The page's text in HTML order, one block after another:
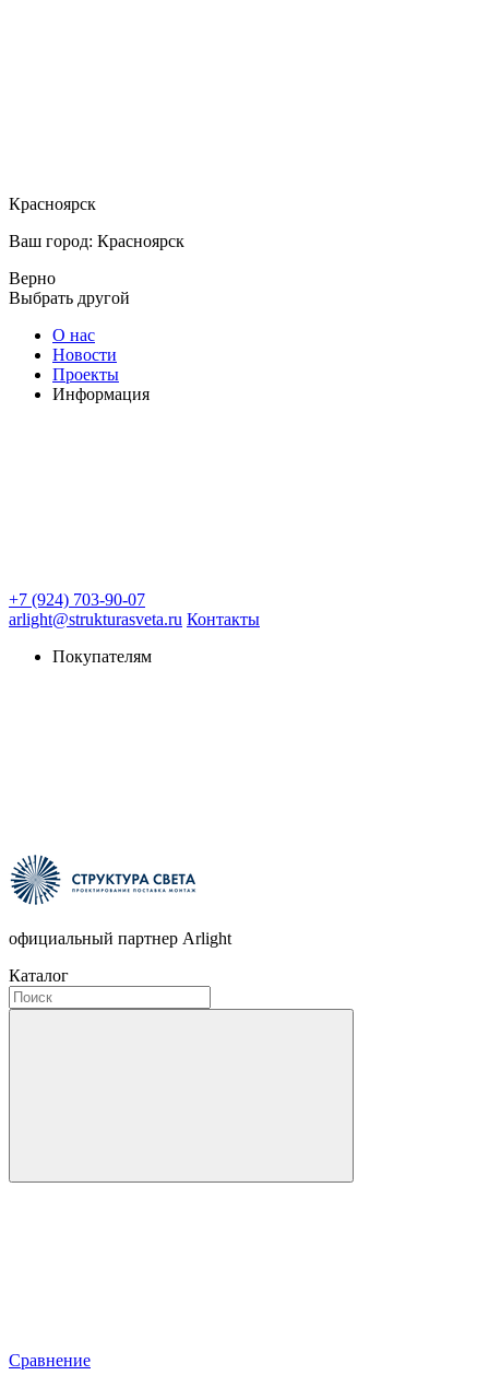
Красноярск
Ваш город: Красноярск
Верно
Выбрать другой
О нас
Новости
Проекты
Информация
+7 (924) 703-90-07
arlight@strukturasveta.ru Контакты
Покупателям
официальный партнер Arlight
Каталог
Сравнение